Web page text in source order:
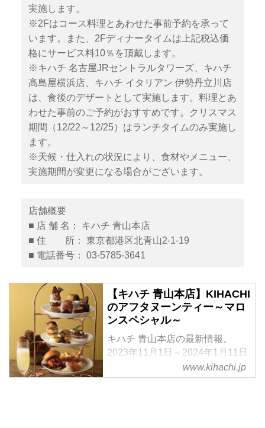
実施します。
※2Fはコース料理とあわせた事前予約を承って
います。また、2Fディナータイムは上記税込価
格にサービス料10％を頂戴します。
※キハチ 名古屋JRセントラルタワーズ、キハチ
髙島屋横浜店、キハチ イタリアン 伊勢丹立川店
は、食後のデザートとして実施します。料理とあ
わせた事前のご予約がおすすめです。クリスマス
期間（12/22～12/25）はランチタイムのみ実施し
ます。
※天候・仕入れの状況により、食材やメニュー、
実施期間が変更になる場合がございます。
店舗概要
■ 店 舗 名： キハチ 青山本店
■ 住 所： 東京都港区北青山2-1-19
■ 電話番号： 03-5785-3641
【キハチ 青山本店】KIHACHI
のアフタヌーンティー～マロ
ンスペシャル～
キハチ 青山本店の最新情報。
2023年11月1日～2024年1月11日
までの期間限定の「KIHACHI の
アフタヌーンティー ～マロンス
www.kihachi.jp